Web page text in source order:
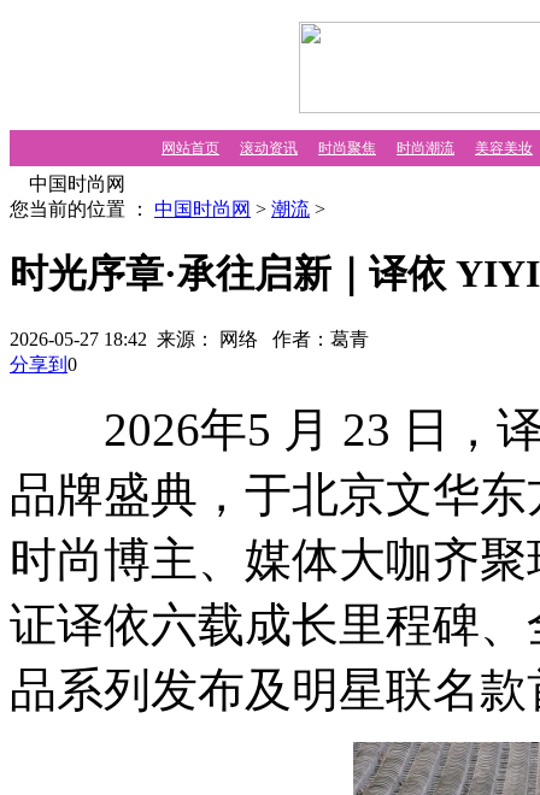
网站首页 滚动资讯 时尚聚焦 时尚潮流 美容美妆
中国时尚网
您当前的位置 ： 中国时尚网 > 潮流 >
时光序章·承往启新｜译依
2026-05-27 18:42 来源： 网络 作者：葛青
分享到 0
2026年5 月 23 日，译
品牌盛典，于北京文华
时尚博主、媒体大咖齐
证译依六载成长里程碑
品系列发布及明星联名